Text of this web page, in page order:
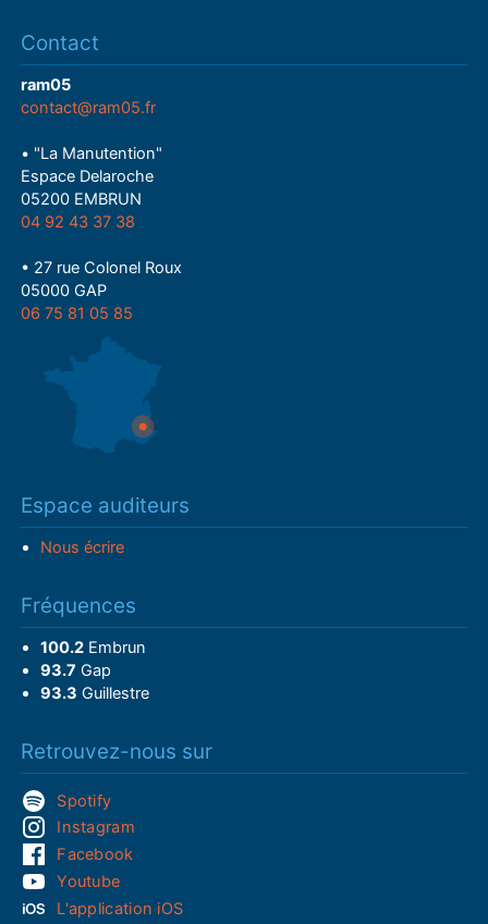
Contact
ram05
contact@ram05.fr
• "La Manutention"
Espace Delaroche
05200 EMBRUN
04 92 43 37 38
• 27 rue Colonel Roux
05000 GAP
06 75 81 05 85
Espace auditeurs
Nous écrire
Fréquences
100.2Embrun
93.7 Gap
93.3 Guillestre
Retrouvez-nous sur
Spotify
Instagram
Facebook
Youtube
L'application iOS